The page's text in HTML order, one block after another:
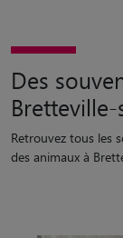
Des
Bretteville-
Retrouvez tous les
des animaux à